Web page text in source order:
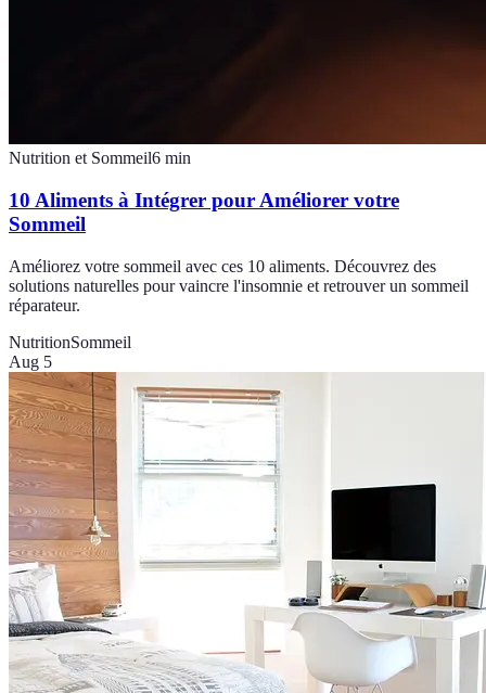
Nutrition et Sommeil6 min
10 Aliments à Intégrer pour Améliorer votre
Sommeil
Améliorez votre sommeil avec ces 10 aliments. Découvrez des
solutions naturelles pour vaincre l'insomnie et retrouver un sommeil
réparateur.
NutritionSommeil
Aug 5